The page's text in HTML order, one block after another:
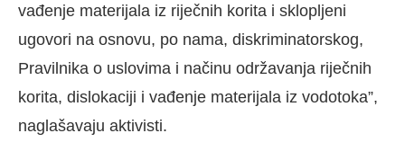
vađenje materijala iz riječnih korita i sklopljeni
ugovori na osnovu, po nama, diskriminatorskog,
Pravilnika o uslovima i načinu održavanja riječnih
korita, dislokaciji i vađenje materijala iz vodotoka”,
naglašavaju aktivisti.